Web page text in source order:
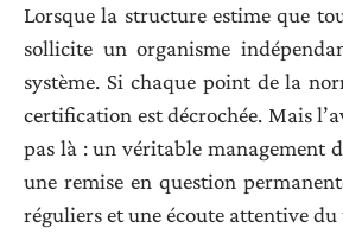
Lorsque la structure estime que
sollicite un organisme
système. Si chaque point de la
certification est décrochée. Mais
pas là : un véritable management
une remise en question
réguliers et une écoute attentive